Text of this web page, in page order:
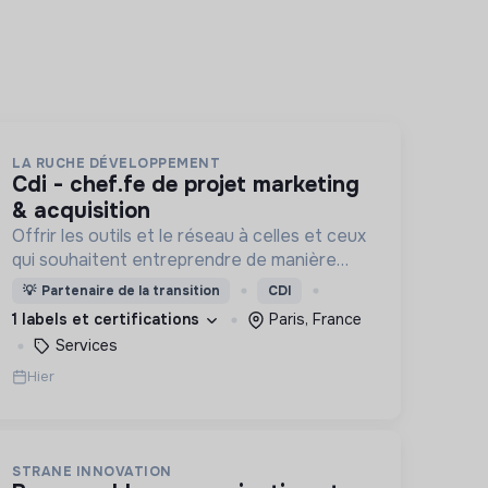
LA RUCHE DÉVELOPPEMENT
cdi - chef.fe de projet marketing
& acquisition
Offrir les outils et le réseau à celles et ceux
qui souhaitent entreprendre de manière
responsable !
💡 Partenaire de la transition CDI
1 labels et certifications
Paris, France
Services
Hier
STRANE INNOVATION